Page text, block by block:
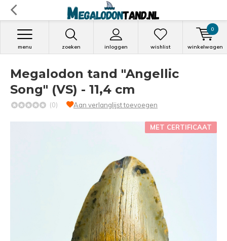
zoeken inloggen
menu wishlist winkelwagen
0
Megalodon tand "Angellic
Song" (VS) - 11,4 cm
(0) Aan verlanglijst toevoegen
MET CERTIFICAAT